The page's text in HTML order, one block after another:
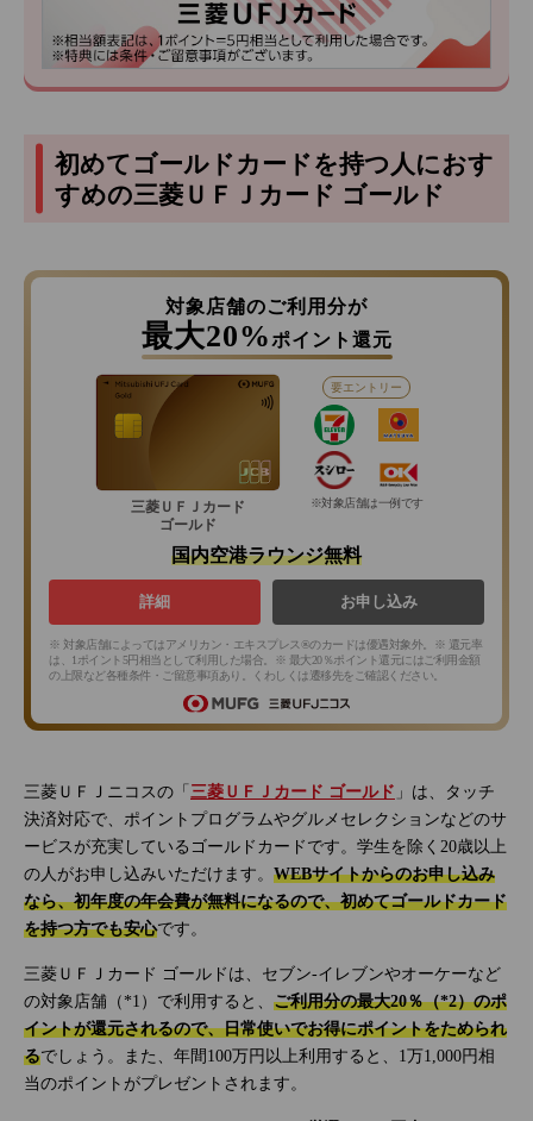
初めてゴールドカードを持つ人におす
すめの三菱ＵＦＪカード ゴールド
対象店舗のご利用分が
最大20% ポイント還元
三菱ＵＦＪカード
ゴールド
要エントリー
※対象店舗は一例です
国内空港ラウンジ無料
詳細 お申し込み
※ 対象店舗によってはアメリカン・エキスプレス®のカードは優遇対象外。※ 還元率
は、1ポイント5円相当として利用した場合。※ 最大20％ポイント還元にはご利用金額
の上限など各種条件・ご留意事項あり。くわしくは遷移先をご確認ください。
三菱ＵＦＪニコスの「 三菱ＵＦＪカード ゴールド 」は、タッチ
決済対応で、ポイントプログラムやグルメセレクションなどのサ
ービスが充実しているゴールドカードです。学生を除く20歳以上
の人がお申し込みいただけます。 WEBサイトからのお申し込み
なら、初年度の年会費が無料になるので、初めてゴールドカード
を持つ方でも安心です。
三菱ＵＦＪカード ゴールドは、セブン‐イレブンやオーケーなど
の対象店舗（*1）で利用すると、 ご利用分の最大20％（*2）のポ
イントが還元されるので、日常使いでお得にポイントをためられ
るでしょう。また、年間100万円以上利用すると、1万1,000円相
当のポイントがプレゼントされます。